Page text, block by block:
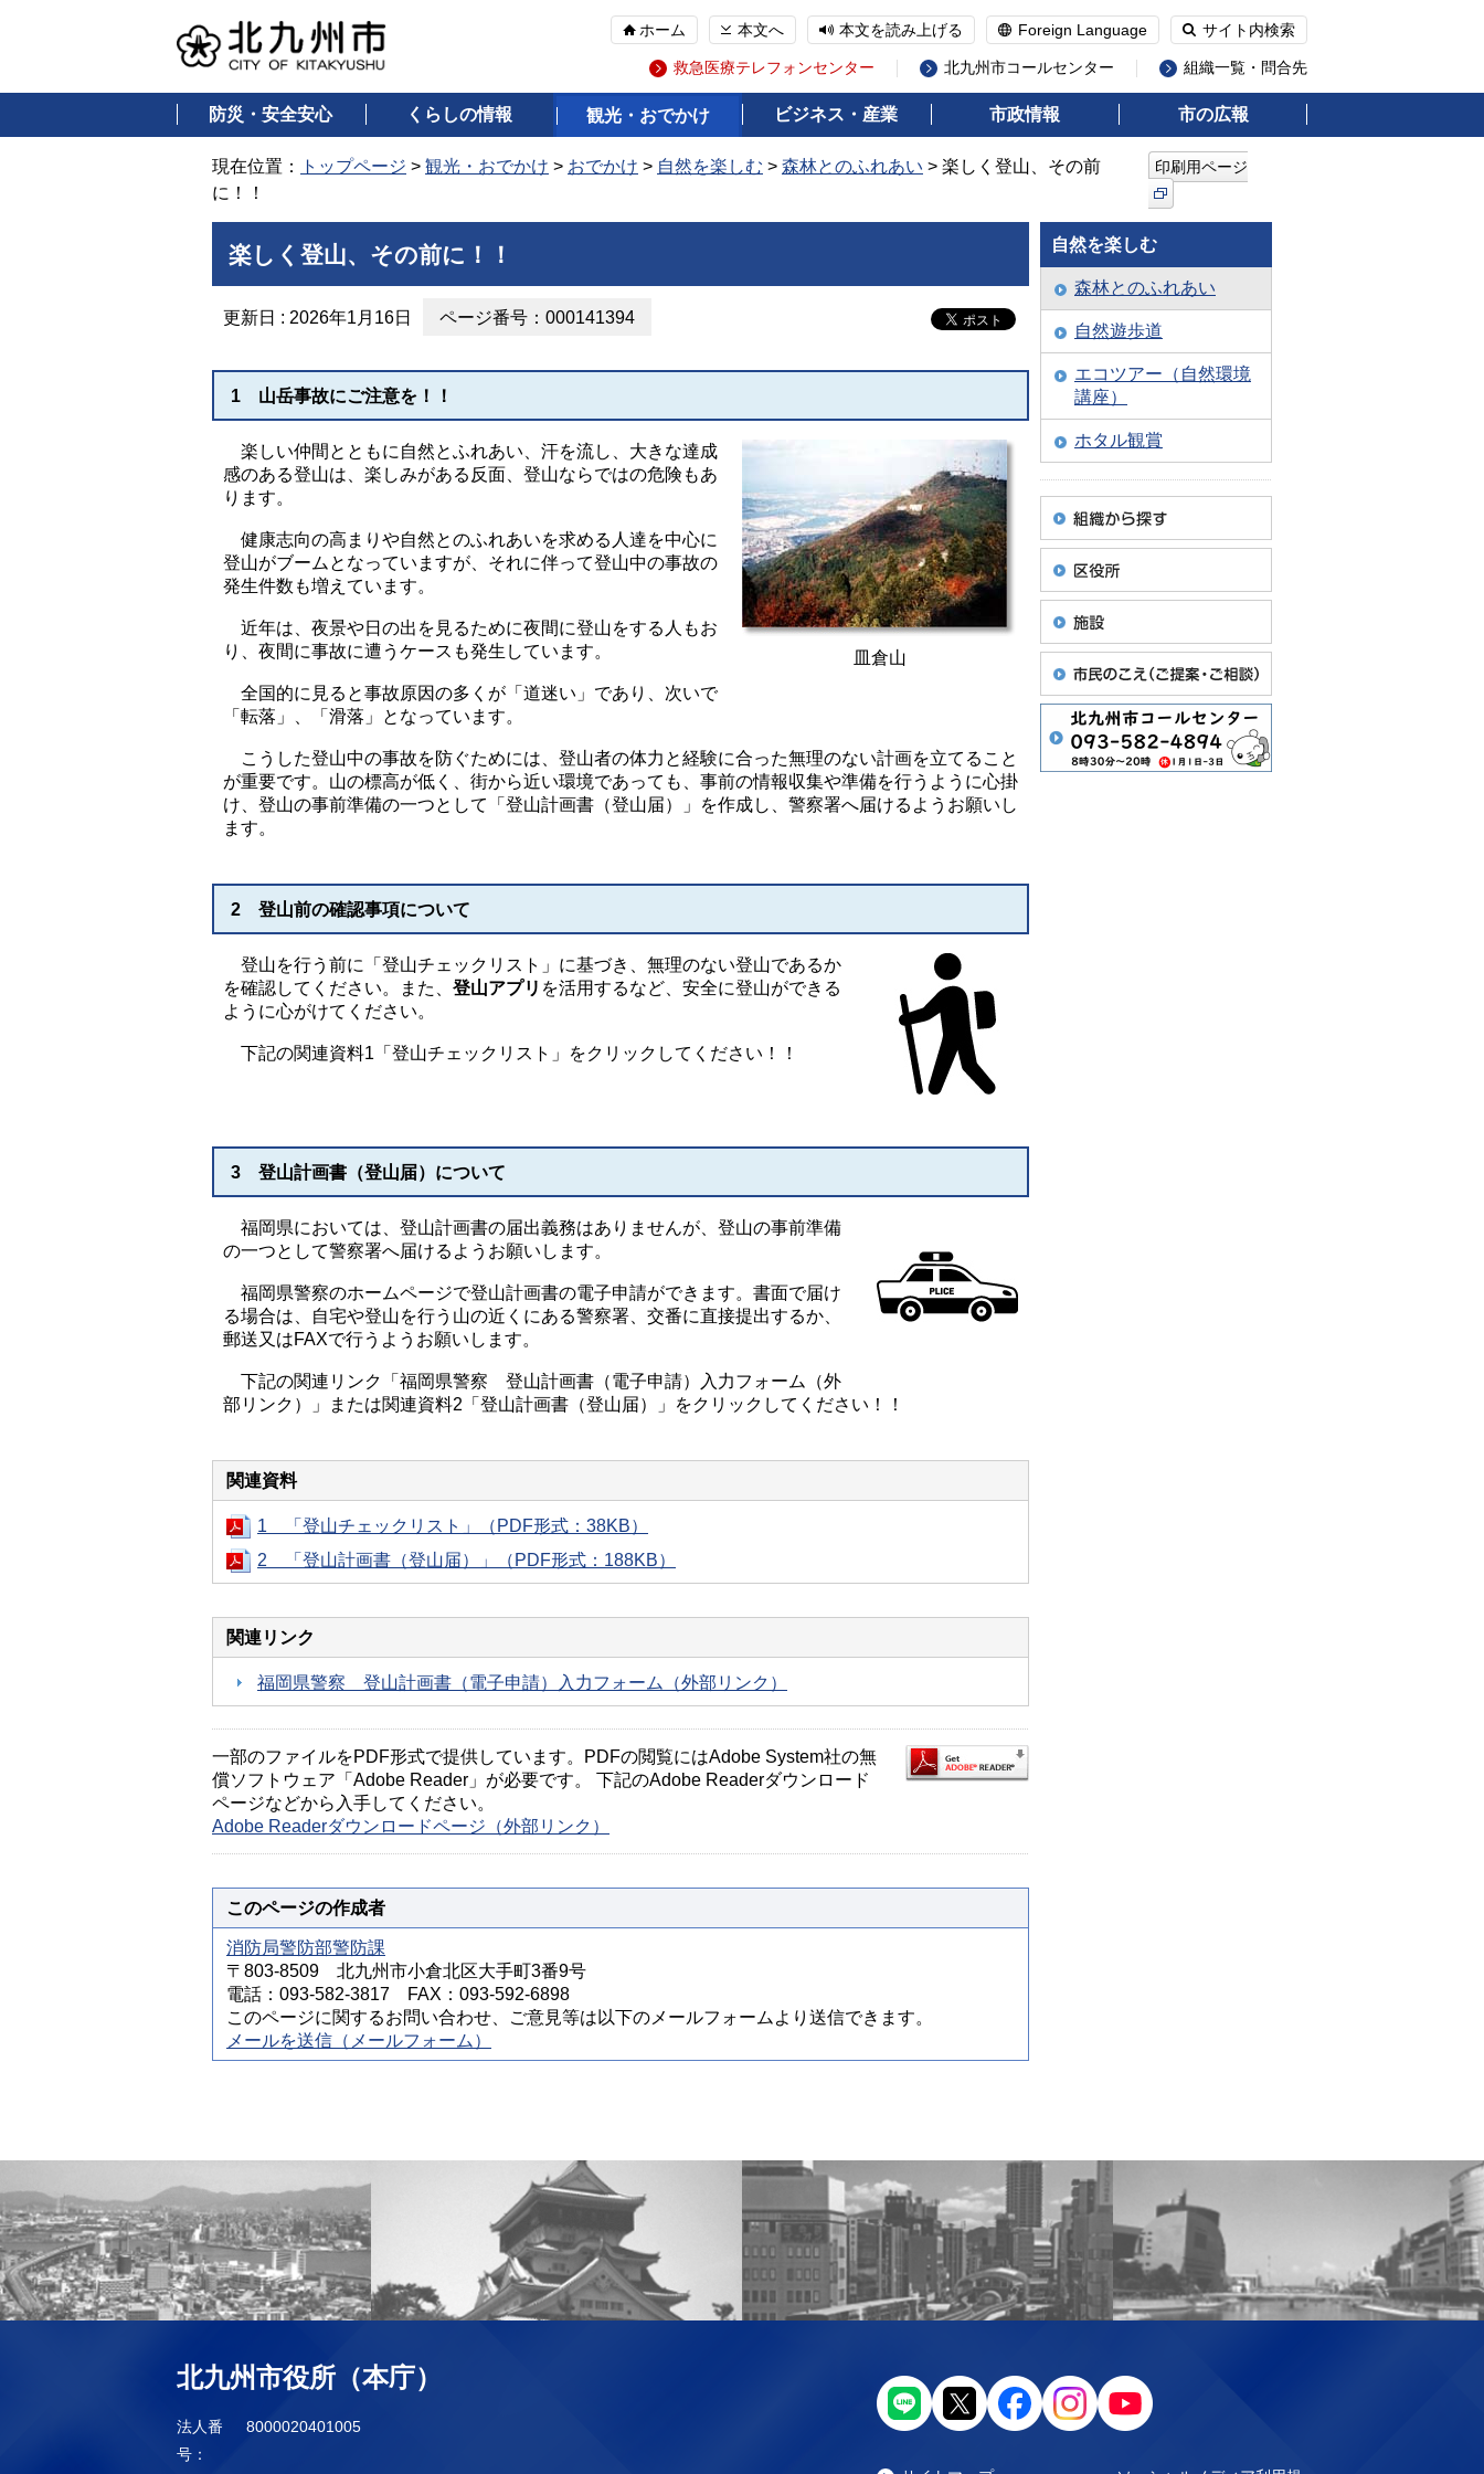
ホーム 本文へ 本文を読み上げる Foreign Language サイト内検索
救急医療テレフォンセンター 北九州市コールセンター 組織一覧・問合先
防災・安全安心 くらしの情報 観光・おでかけ ビジネス・産業 市政情報 市の広報
現在位置： トップページ > 観光・おでかけ > おでかけ > 自然を楽しむ > 森林とのふれあい > 楽しく登山、その前
に！！
印刷用ページ
楽しく登山、その前に！！
更新日 : 2026年1月16日 ページ番号：000141394
1 山岳事故にご注意を！！
皿倉山
楽しい仲間とともに自然とふれあい、汗を流し、大きな達成
感のある登山は、楽しみがある反面、登山ならではの危険もあ
ります。
健康志向の高まりや自然とのふれあいを求める人達を中心に
登山がブームとなっていますが、それに伴って登山中の事故の
発生件数も増えています。
近年は、夜景や日の出を見るために夜間に登山をする人もお
り、夜間に事故に遭うケースも発生しています。
全国的に見ると事故原因の多くが「道迷い」であり、次いで
「転落」、「滑落」となっています。
こうした登山中の事故を防ぐためには、登山者の体力と経験に合った無理のない計画を立てること
が重要です。山の標高が低く、街から近い環境であっても、事前の情報収集や準備を行うように心掛
け、登山の事前準備の一つとして「登山計画書（登山届）」を作成し、警察署へ届けるようお願いし
ます。
2 登山前の確認事項について
登山を行う前に「登山チェックリスト」に基づき、無理のない登山であるか
を確認してください。また、 登山アプリ を活用するなど、安全に登山ができる
ように心がけてください。
下記の関連資料1「登山チェックリスト」をクリックしてください！！
3 登山計画書（登山届）について
福岡県においては、登山計画書の届出義務はありませんが、登山の事前準備
の一つとして警察署へ届けるようお願いします。
福岡県警察のホームページで登山計画書の電子申請ができます。書面で届け
る場合は、自宅や登山を行う山の近くにある警察署、交番に直接提出するか、
郵送又はFAXで行うようお願いします。
下記の関連リンク「福岡県警察 登山計画書（電子申請）入力フォーム（外
部リンク）」または関連資料2「登山計画書（登山届）」をクリックしてください！！
関連資料
1 「登山チェックリスト」（PDF形式：38KB）
2 「登山計画書（登山届）」（PDF形式：188KB）
関連リンク
福岡県警察 登山計画書（電子申請）入力フォーム（外部リンク）
一部のファイルをPDF形式で提供しています。PDFの閲覧にはAdobe System社の無
償ソフトウェア「Adobe Reader」が必要です。 下記のAdobe Readerダウンロード
ページなどから入手してください。
Adobe Readerダウンロードページ（外部リンク）
このページの作成者
消防局警防部警防課
〒803-8509 北九州市小倉北区大手町3番9号
電話：093-582-3817 FAX：093-592-6898
このページに関するお問い合わせ、ご意見等は以下のメールフォームより送信できます。
メールを送信（メールフォーム）
自然を楽しむ
森林とのふれあい
自然遊歩道
エコツアー（自然環境
講座）
ホタル観賞
北九州市役所（本庁）
法人番
号：
8000020401005